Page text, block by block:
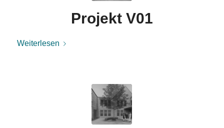
Projekt V01
Weiterlesen